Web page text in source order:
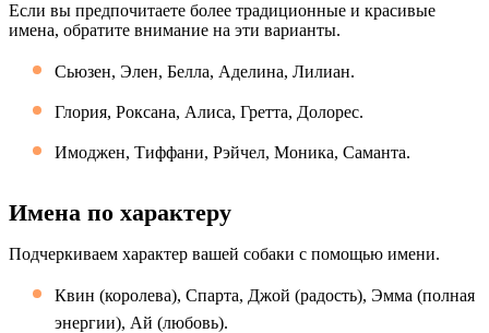
Если вы предпочитаете более традиционные и красивые
имена, обратите внимание на эти варианты.
Сьюзен, Элен, Белла, Аделина, Лилиан.
Глория, Роксана, Алиса, Гретта, Долорес.
Имоджен, Тиффани, Рэйчел, Моника, Саманта.
Имена по характеру
Подчеркиваем характер вашей собаки с помощью имени.
Квин (королева), Спарта, Джой (радость), Эмма (полная
энергии), Ай (любовь).